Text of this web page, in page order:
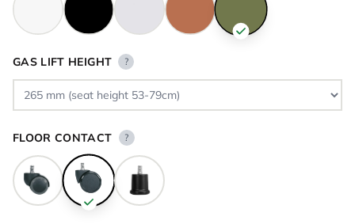
GAS LIFT HEIGHT ?
FLOOR CONTACT ?